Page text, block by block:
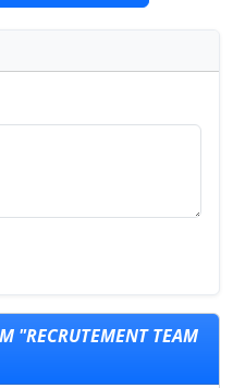
"RECRUTEMENT TEAM